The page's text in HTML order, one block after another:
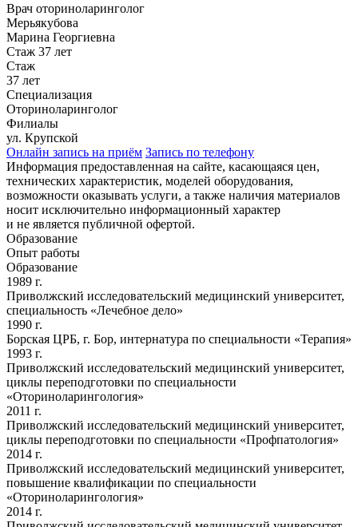
Врач оториноларинголог
Мерьякубова
Марина Георгиевна
Стаж 37 лет
Стаж
37 лет
Специализация
Оториноларинголог
Филиалы
ул. Крупской
Онлайн запись на приём Запись по телефону
Информация предоставленная на сайте, касающаяся цен,
технических характеристик, моделей оборудования,
возможности оказывать услуги, а также наличия материалов
носит исключительно информационный характер
и не является публичной офертой.
Образование
Опыт работы
Образование
1989 г.
Приволжский исследовательский медицинский университет,
специальность «Лечебное дело»
1990 г.
Борская ЦРБ, г. Бор, интернатура по специальности «Терапия»
1993 г.
Приволжский исследовательский медицинский университет,
циклы переподготовки по специальности
«Оториноларингология»
2011 г.
Приволжский исследовательский медицинский университет,
циклы переподготовки по специальности «Профпатология»
2014 г.
Приволжский исследовательский медицинский университет,
повышение квалификации по специальности
«Оториноларингология»
2014 г.